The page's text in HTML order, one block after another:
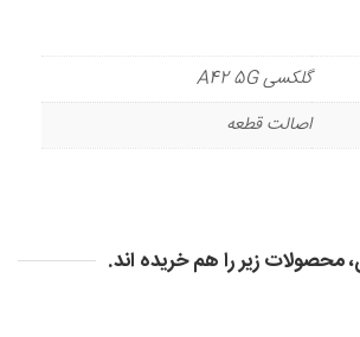
گلکسی A42 5G
اصالت قطعه
محصولات زیر را هم خریده اند.